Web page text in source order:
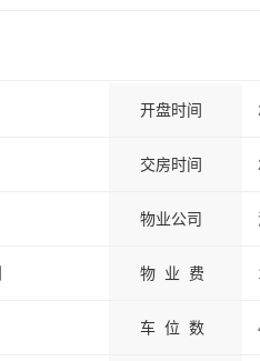
开盘时间
交房时间
物业公司
物 业 费
车 位 数